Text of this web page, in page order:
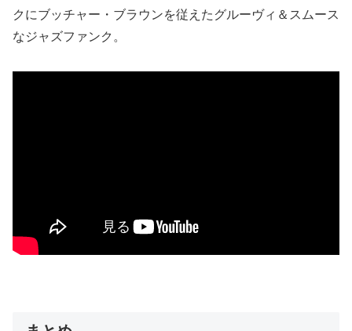
クにブッチャー・ブラウンを従えたグルーヴィ＆スムース
なジャズファンク。